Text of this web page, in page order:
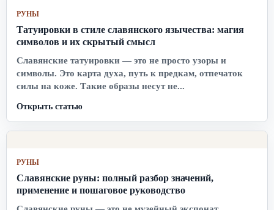
РУНЫ
Татуировки в стиле славянского язычества: магия
символов и их скрытый смысл
Славянские татуировки — это не просто узоры и
символы. Это карта духа, путь к предкам, отпечаток
силы на коже. Такие образы несут не...
Открыть статью
РУНЫ
Славянские руны: полный разбор значений,
применение и пошаговое руководство